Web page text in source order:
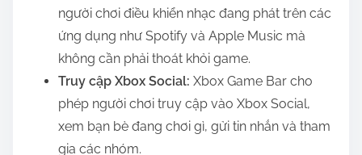
người chơi điều khiển nhạc đang phát trên các
ứng dụng như Spotify và Apple Music mà
không cần phải thoát khỏi game.
Truy cập Xbox Social: Xbox Game Bar cho
phép người chơi truy cập vào Xbox Social,
xem bạn bè đang chơi gì, gửi tin nhắn và tham
gia các nhóm.